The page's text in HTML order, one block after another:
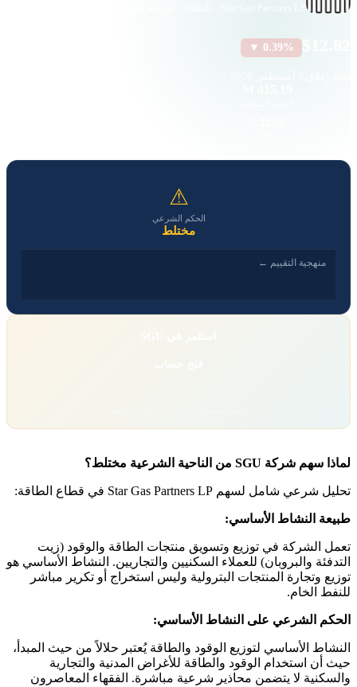
Star Gas Partners LP · الطاقة · بورصة نيويورك
▼ 0.39%
⚠
الحكم الشرعي
مختلط
منهجية التقييم ←
لماذا سهم شركة SGU من الناحية الشرعية مختلط؟
تحليل شرعي شامل لسهم Star Gas Partners LP في قطاع الطاقة:
طبيعة النشاط الأساسي:
تعمل الشركة في توزيع وتسويق منتجات الطاقة والوقود (زيت
التدفئة والبروبان) للعملاء السكنيين والتجاريين. النشاط الأساسي هو
توزيع وتجارة المنتجات البترولية وليس استخراج أو تكرير مباشر
للنفط الخام.
الحكم الشرعي على النشاط الأساسي:
النشاط الأساسي لتوزيع الوقود والطاقة يُعتبر حلالاً من حيث المبدأ،
حيث أن استخدام الوقود والطاقة للأغراض المدنية والتجارية
والسكنية لا يتضمن محاذير شرعية مباشرة. الفقهاء المعاصرون